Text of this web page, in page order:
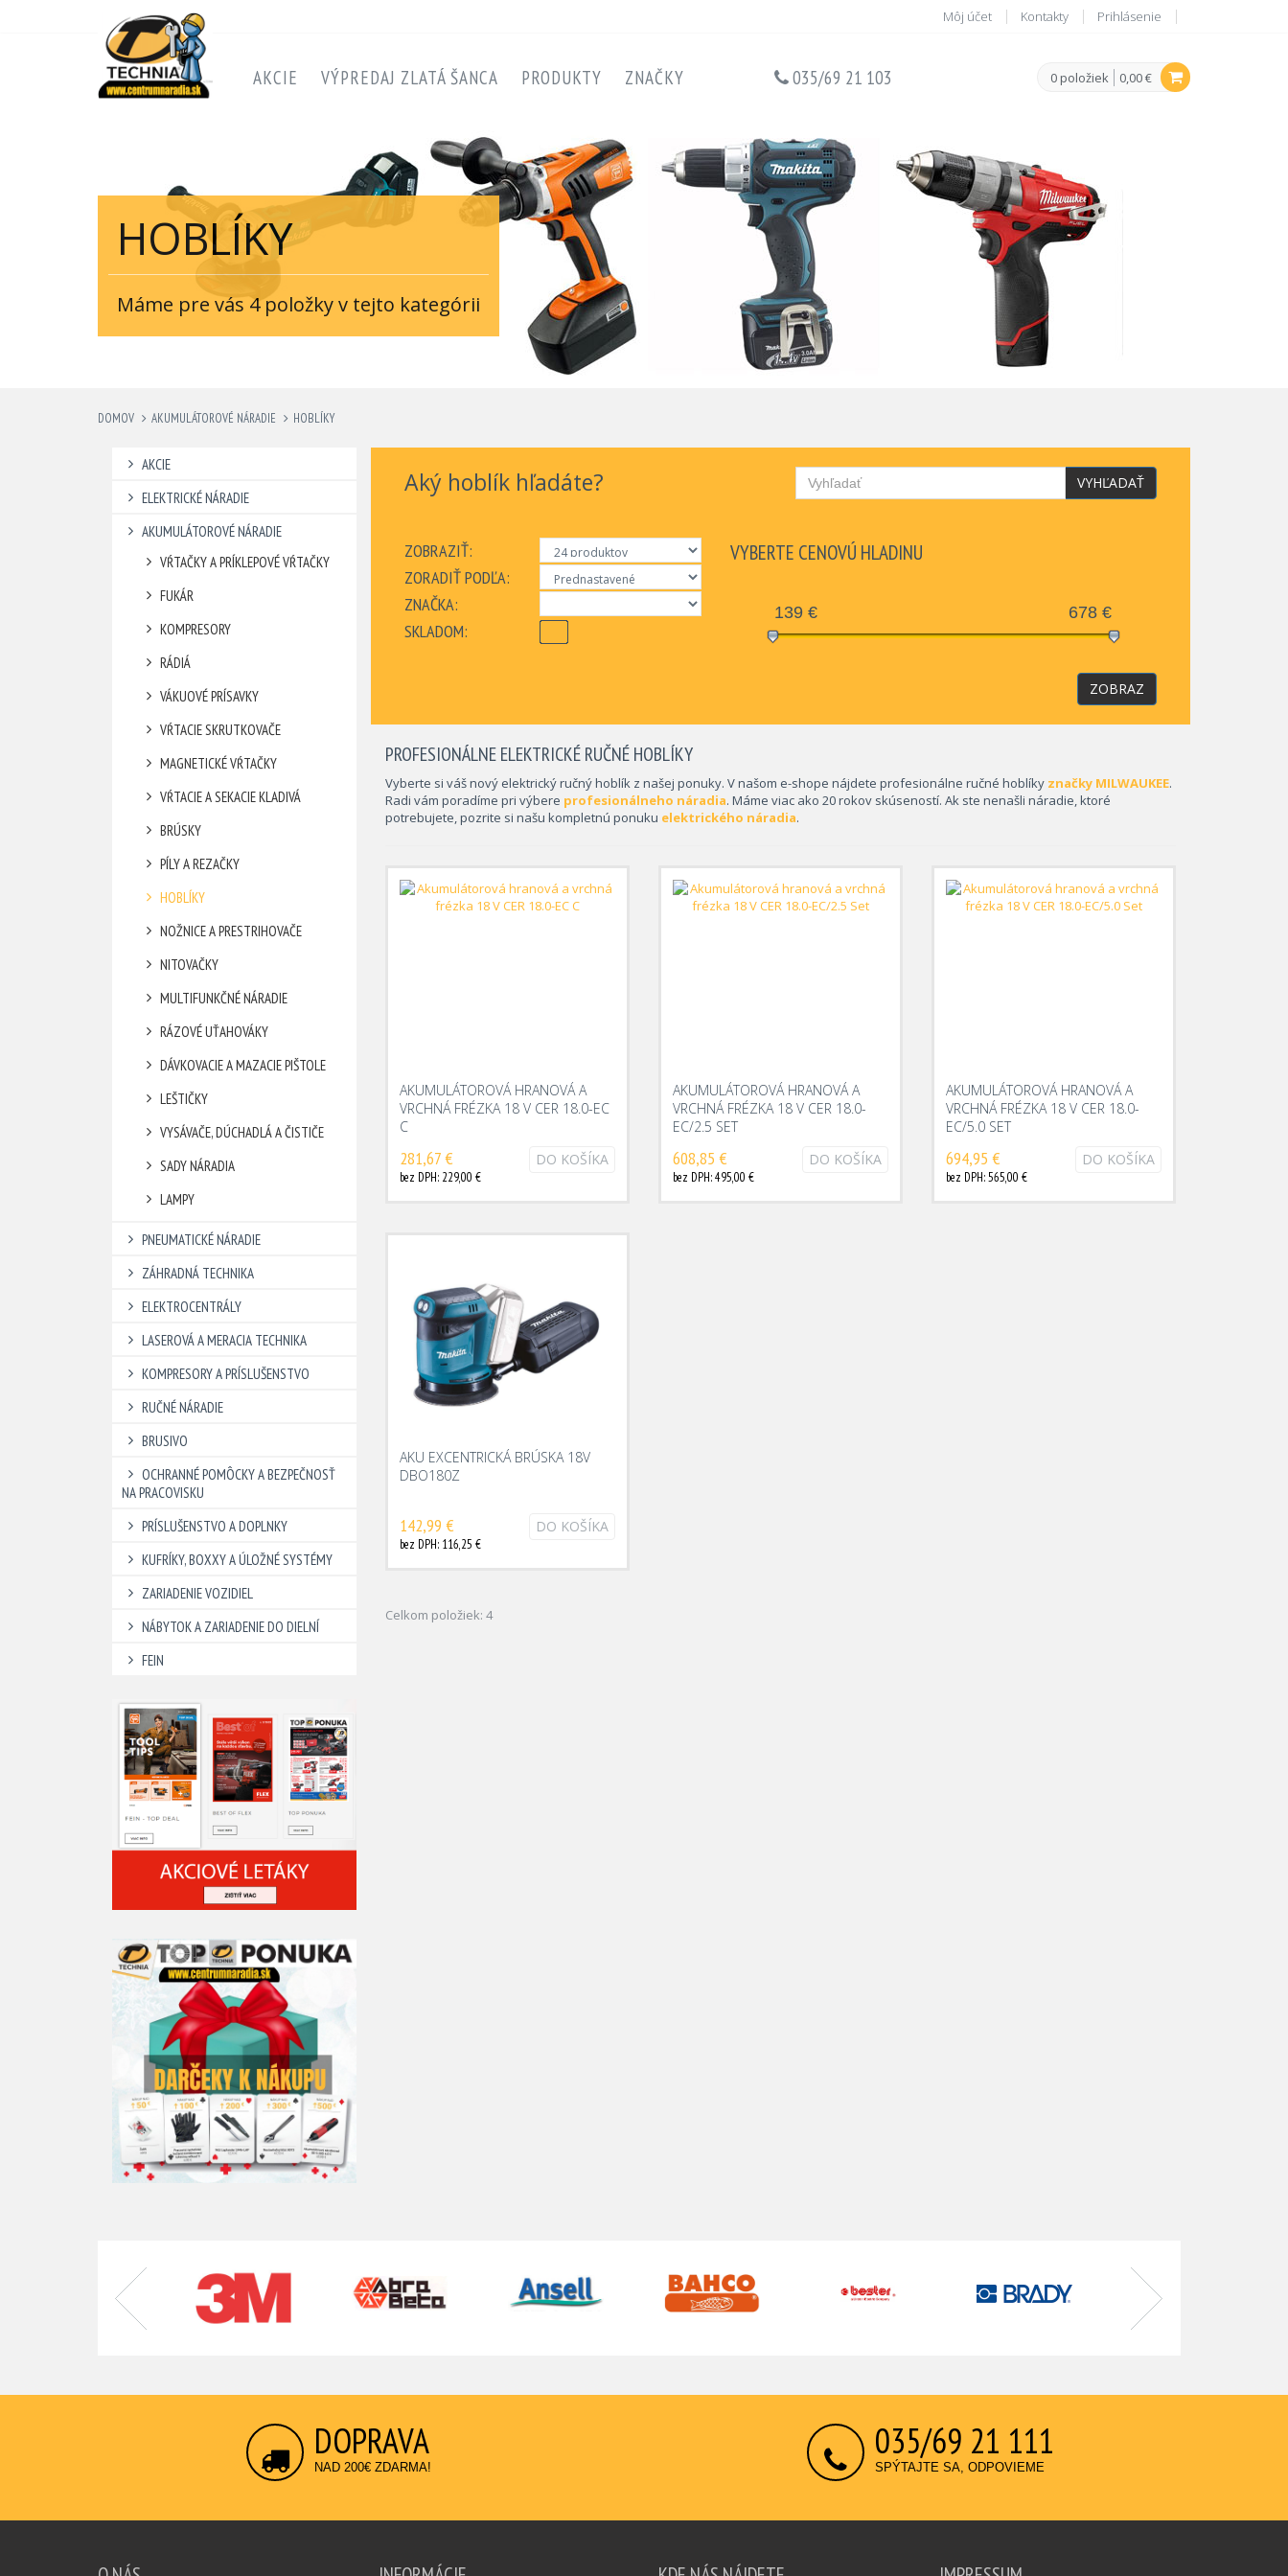
Môj účet Kontakty Prihlásenie
0 položiek 0,00 €
AKCIE VÝPREDAJ ZLATÁ ŠANCA PRODUKTY ZNAČKY 035/69 21 103
HOBLÍKY
Máme pre vás 4 položky v tejto kategórii
DOMOV AKUMULÁTOROVÉ NÁRADIE HOBLÍKY
Aký hoblík hľadáte? VYHĽADAŤ
ZOBRAZIŤ:
ZORADIŤ PODĽA:
ZNAČKA:
SKLADOM:
VYBERTE CENOVÚ HLADINU
139 € 678 €
ZOBRAZ
PROFESIONÁLNE ELEKTRICKÉ RUČNÉ HOBLÍKY
Vyberte si váš nový elektrický ručný hoblík z našej ponuky. V našom e-shope nájdete profesionálne ručné hoblíky značky MILWAUKEE.
Radi vám poradíme pri výbere profesionálneho náradia. Máme viac ako 20 rokov skúseností. Ak ste nenašli náradie, ktoré
potrebujete, pozrite si našu kompletnú ponuku elektrického náradia.
AKUMULÁTOROVÁ HRANOVÁ A
VRCHNÁ FRÉZKA 18 V CER 18.0-EC
C
281,67 €
bez DPH: 229,00 €
DO KOŠÍKA
AKUMULÁTOROVÁ HRANOVÁ A
VRCHNÁ FRÉZKA 18 V CER 18.0-
EC/2.5 SET
608,85 €
bez DPH: 495,00 €
DO KOŠÍKA
AKUMULÁTOROVÁ HRANOVÁ A
VRCHNÁ FRÉZKA 18 V CER 18.0-
EC/5.0 SET
694,95 €
bez DPH: 565,00 €
DO KOŠÍKA
AKU EXCENTRICKÁ BRÚSKA 18V
DBO180Z
142,99 €
bez DPH: 116,25 €
DO KOŠÍKA
Celkom položiek: 4
AKCIE
ELEKTRICKÉ NÁRADIE
AKUMULÁTOROVÉ NÁRADIE
VŔTAČKY A PRÍKLEPOVÉ VŔTAČKY
FUKÁR
KOMPRESORY
RÁDIÁ
VÁKUOVÉ PRÍSAVKY
VŔTACIE SKRUTKOVAČE
MAGNETICKÉ VŔTAČKY
VŔTACIE A SEKACIE KLADIVÁ
BRÚSKY
PÍLY A REZAČKY
HOBLÍKY
NOŽNICE A PRESTRIHOVAČE
NITOVAČKY
MULTIFUNKČNÉ NÁRADIE
RÁZOVÉ UŤAHOVÁKY
DÁVKOVACIE A MAZACIE PIŠTOLE
LEŠTIČKY
VYSÁVAČE, DÚCHADLÁ A ČISTIČE
SADY NÁRADIA
LAMPY
PNEUMATICKÉ NÁRADIE
ZÁHRADNÁ TECHNIKA
ELEKTROCENTRÁLY
LASEROVÁ A MERACIA TECHNIKA
KOMPRESORY A PRÍSLUŠENSTVO
RUČNÉ NÁRADIE
BRUSIVO
OCHRANNÉ POMÔCKY A BEZPEČNOSŤ
NA PRACOVISKU
PRÍSLUŠENSTVO A DOPLNKY
KUFRÍKY, BOXXY A ÚLOŽNÉ SYSTÉMY
ZARIADENIE VOZIDIEL
NÁBYTOK A ZARIADENIE DO DIELNÍ
FEIN
DOPRAVA
NAD 200€ ZDARMA!
035/69 21 111
SPÝTAJTE SA, ODPOVIEME